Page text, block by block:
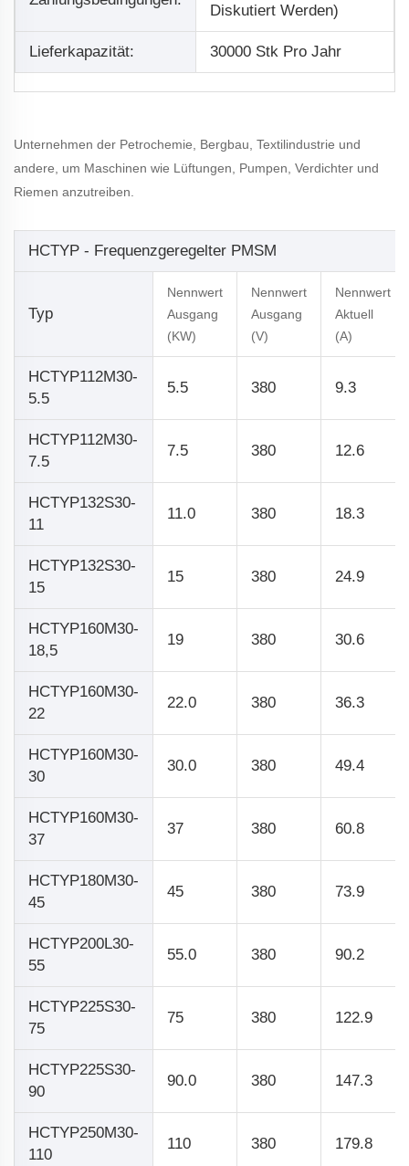
Diskutiert Werden)
Lieferkapazität: 30000 Stk Pro Jahr
Unternehmen der Petrochemie, Bergbau, Textilindustrie und
andere, um Maschinen wie Lüftungen, Pumpen, Verdichter und
Riemen anzutreiben.
HCTYP - Frequenzgeregelter PMSM
Typ
Nennwert
Ausgang
(kW)
Nennwert
Ausgang
(V)
Nennwert
Aktuell
(A)
HCTYP112M30-
5.5
5.5 380 9.3
HCTYP112M30-
7.5
7.5 380 12.6
HCTYP132S30-
11
11.0 380 18.3
HCTYP132S30-
15
15 380 24.9
HCTYP160M30-
18,5
19 380 30.6
HCTYP160M30-
22
22.0 380 36.3
HCTYP160M30-
30
30.0 380 49.4
HCTYP160M30-
37
37 380 60.8
HCTYP180M30-
45
45 380 73.9
HCTYP200L30-
55
55.0 380 90.2
HCTYP225S30-
75
75 380 122.9
HCTYP225S30-
90
90.0 380 147.3
HCTYP250M30-
110
110 380 179.8